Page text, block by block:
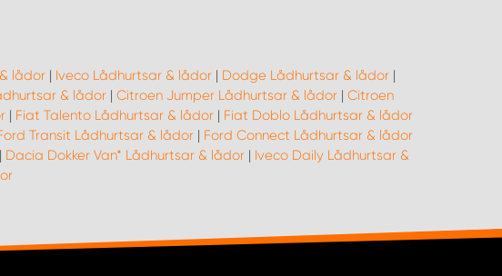
lådor | Iveco Lådhurtsar & lådor | Dodge Lådhurtsar & lådor |
& lådor| Citroen Jumper Lådhurtsar & lådor| Citroen
| Fiat Talento Lådhurtsar & lådor | Fiat Doblo Lådhurtsar & lådor
Transit Lådhurtsar & lådor | Ford Connect Lådhurtsar & lådor
Dacia Dokker Van* Lådhurtsar & lådor| Iveco Daily Lådhurtsar &